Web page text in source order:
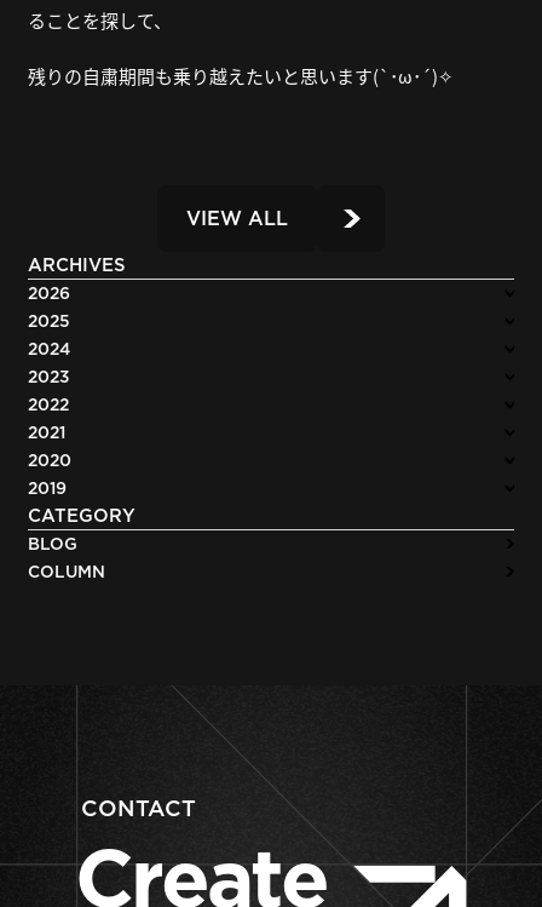
ARCHIVES
2026
2025
2024
2023
2022
2021
2020
2019
CATEGORY
BLOG
COLUMN
ることを探して、
残りの自粛期間も乗り越えたいと思います(`･ω･´)✧
VIEW ALL
CONTACT
Create